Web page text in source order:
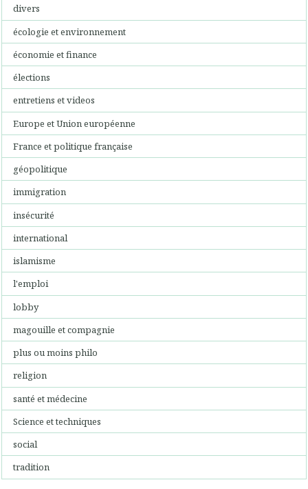
divers
écologie et environnement
économie et finance
élections
entretiens et videos
Europe et Union européenne
France et politique française
géopolitique
immigration
insécurité
international
islamisme
l'emploi
lobby
magouille et compagnie
plus ou moins philo
religion
santé et médecine
Science et techniques
social
tradition